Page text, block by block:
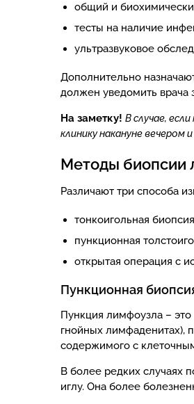
общий и
тесты на наличие
ультразвуковое
Дополнительно
должен уведомить врача
На заметку! В случае,
клинику накануне вечером
Методы биопсии
Различают три способа
тонкоигольная
пункционная
открытая операция с
Пункционная
Пункция лимфоузла –
гнойных лимфаденитах),
содержимого с
В более редких случаях
иглу. Она более